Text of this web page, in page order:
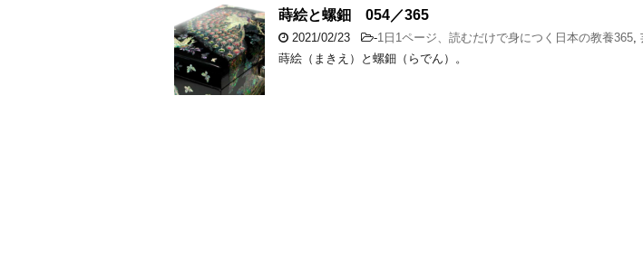
蒔絵と螺鈿 054／365
2021/02/23 -1日1ページ、読むだけで身につく日本の教養365,
蒔絵（まきえ）と螺鈿（らでん）。